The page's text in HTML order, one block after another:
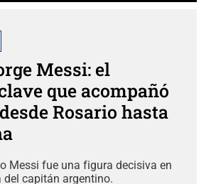
Messi: el
que acompañó
Rosario hasta
Messi fue una figura decisiva en
del capitán argentino.